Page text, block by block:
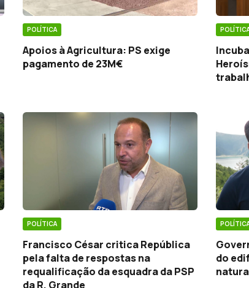
POLÍTICA
Apoios à Agricultura: PS exige
pagamento de 23M€
POLÍTICA
Francisco César critica República
pela falta de respostas na
requalificação da esquadra da PSP
da R. Grande
do